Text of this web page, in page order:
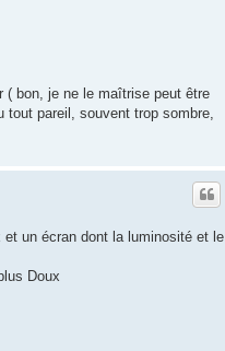
( bon, je ne le maîtrise peut être
pareil, souvent trop sombre,
un écran dont la luminosité et le
Doux